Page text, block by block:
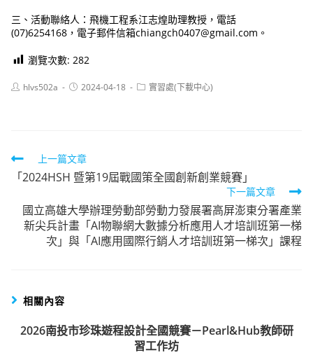
三、活動聯絡人：飛機工程系江志煌助理教授，電話
(07)6254168，電子郵件信箱chiangch0407@gmail.com。
瀏覽次數: 282
Posthlvs502a
Post2024-04-18
Post實習處(下載中心)
Read
more
articles
上一篇文章
「2024HSH 暨第19屆戰國策全國創新創業競賽」
下一篇文章
國立高雄大學辦理勞動部勞動力發展署高屏澎東分署產業
新尖兵計畫「AI物聯網大數據分析應用人才培訓班第一梯
次」與「AI應用國際行銷人才培訓班第一梯次」課程
相關內容
2026南投市珍珠遊程設計全國競賽－Pearl&Hub教師研
習工作坊